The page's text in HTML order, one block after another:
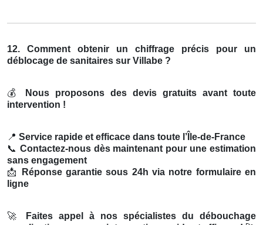
12. Comment obtenir un chiffrage précis pour un
déblocage de sanitaires sur Villabe ?
💰
Nous proposons des devis gratuits avant toute
intervention !
📍 Service rapide et efficace dans toute l’Île-de-France
📞 Contactez-nous dès maintenant pour une estimation
sans engagement
📩
Réponse garantie sous 24h via notre formulaire en
ligne
🚀
Faites appel à nos spécialistes du débouchage